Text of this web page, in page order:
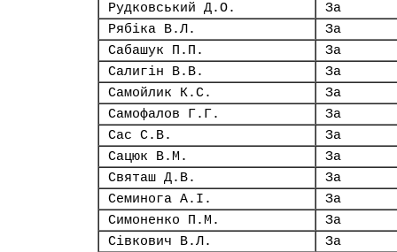
Рудковський Д.О.
За
Рябіка В.Л.
За
Сабашук П.П.
За
Салигін В.В.
За
Самойлик К.С.
За
Самофалов Г.Г.
За
Сас С.В.
За
Сацюк В.М.
За
Святаш Д.В.
За
Семинога А.І.
За
Симоненко П.М.
За
Сівкович В.Л.
За